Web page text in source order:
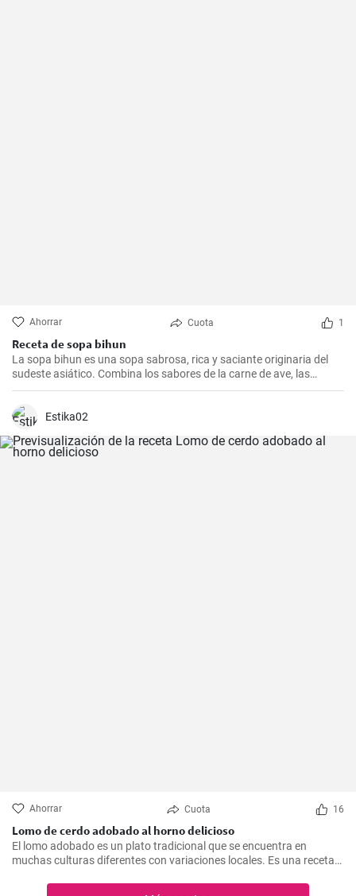
Ahorrar Cuota 1
Receta de sopa bihun
La sopa bihun es una sopa sabrosa, rica y saciante originaria del
sudeste asiático. Combina los sabores de la carne de ave, las
verduras y los fideos de arroz en una sola olla. En casa la
Estika02
Ahorrar Cuota 16
Lomo de cerdo adobado al horno delicioso
El lomo adobado es un plato tradicional que se encuentra en
muchas culturas diferentes con variaciones locales. Es una receta
cerdo marinado (adobado) en una mezcla de especias, vinagre y ajo